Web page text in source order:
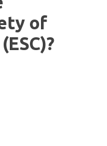
of